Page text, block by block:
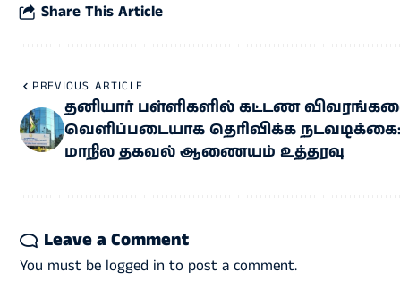
Share This Article
PREVIOUS ARTICLE
தனி​யார் பள்​ளி​களில் கட்டண
வெளிப்​படை​யாக தெரிவிக்க நடவடிக்கை:
மாநில தகவல் ஆணையம் உத்தரவு
Leave a Comment
You must be logged in to post a comment.